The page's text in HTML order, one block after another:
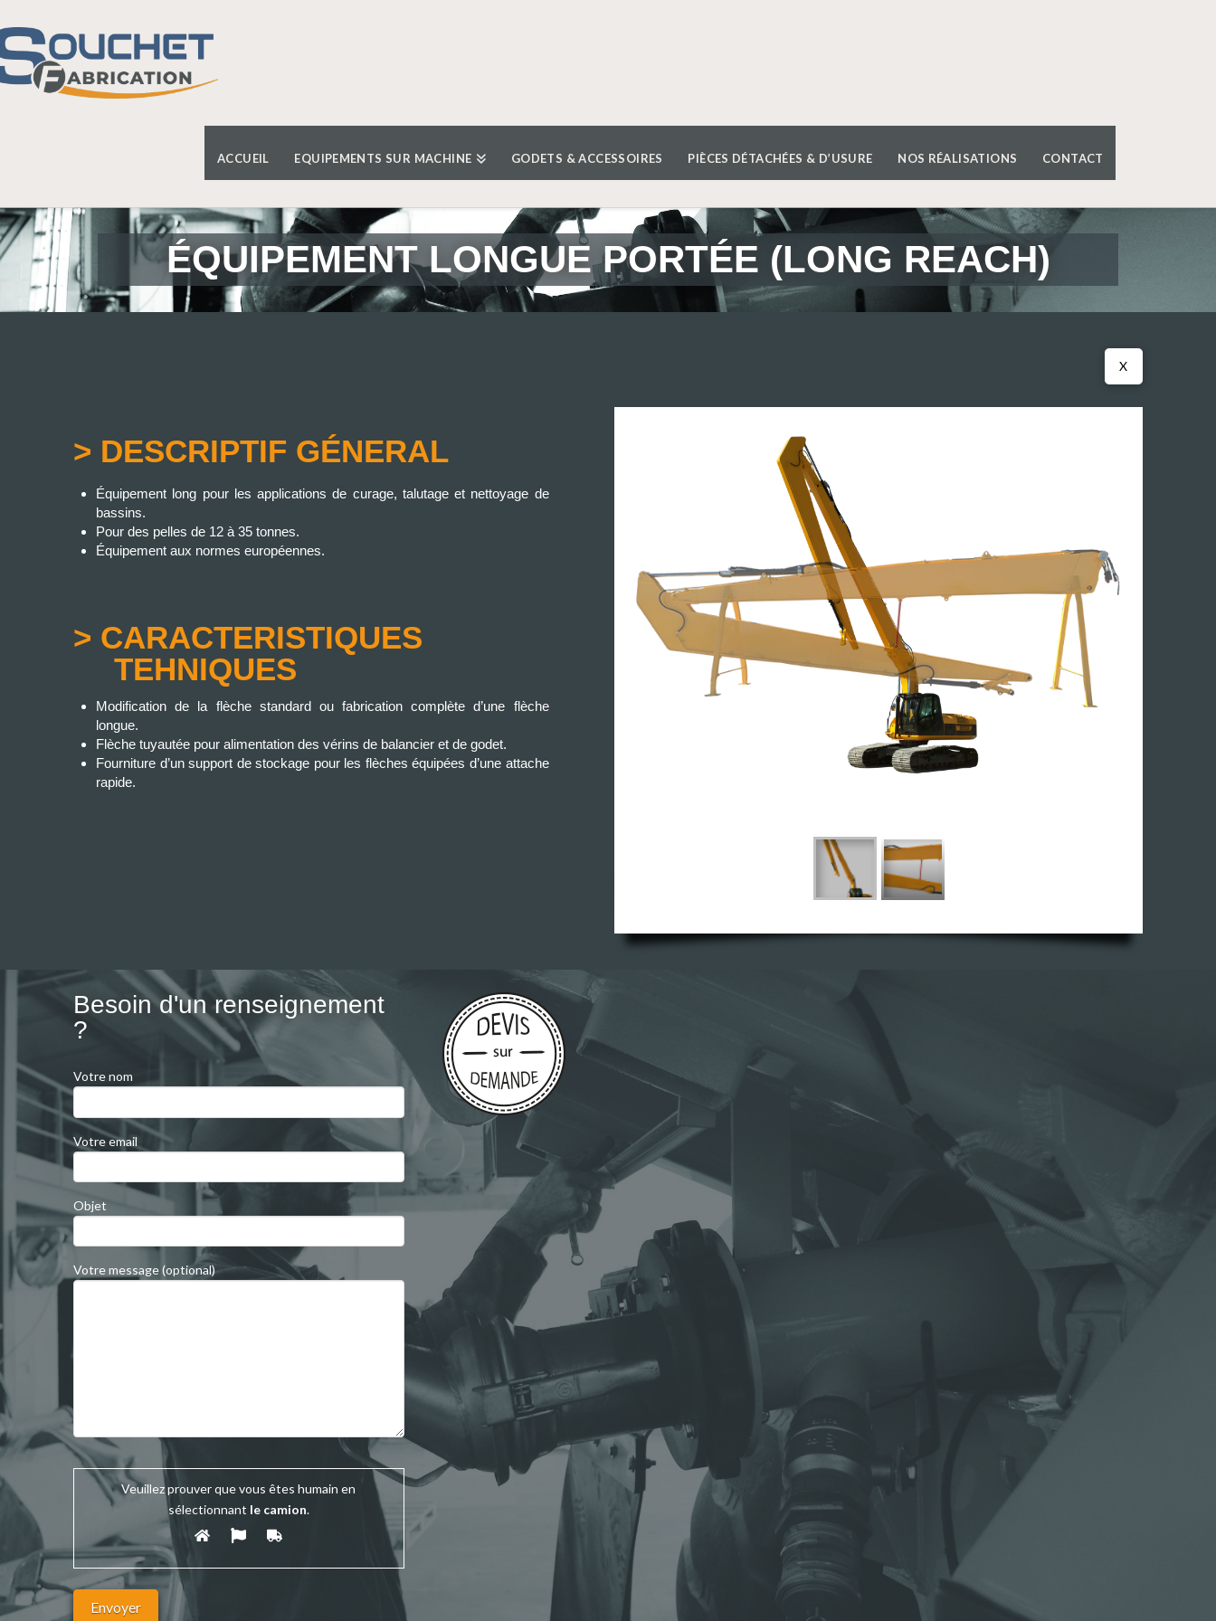
ACCUEIL EQUIPEMENTS SUR MACHINE GODETS & ACCESSOIRES PIÈCES DÉTACHÉES & D’USURE NOS RÉALISATIONS CONTACT
ÉQUIPEMENT LONGUE PORTÉE (LONG REACH)
> DESCRIPTIF GÉNERAL
Équipement long pour les applications de curage, talutage et nettoyage de
bassins.
Pour des pelles de 12 à 35 tonnes.
Équipement aux normes européennes.
> CARACTERISTIQUES
TEHNIQUES
Modification de la flèche standard ou fabrication complète d’une flèche
longue.
Flèche tuyautée pour alimentation des vérins de balancier et de godet.
Fourniture d’un support de stockage pour les flèches équipées d’une attache
rapide.
X
Besoin d'un renseignement
?
Votre nom
Votre email
Objet
Votre message (optional)
Veuillez prouver que vous êtes humain en
sélectionnant le camion.